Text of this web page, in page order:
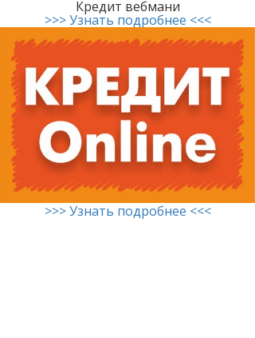
Кредит вебмани
>>> Узнать подробнее <<<
>>> Узнать подробнее <<<